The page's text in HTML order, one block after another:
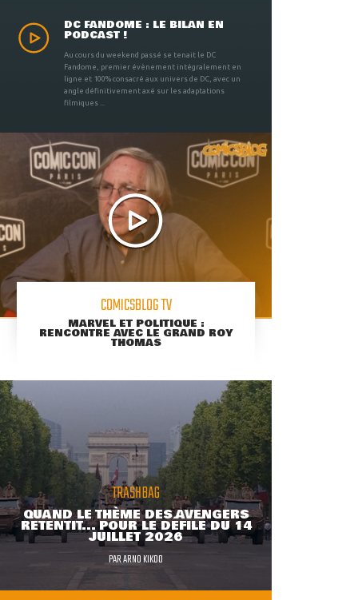
DC FANDOME : LE BILAN EN
PODCAST !
Au cours du weekend passé se tenait le DC
Fandome, premier évènement intégralement en
ligne et 100% consacré aux univers de DC, avec un
angle définitivement axé sur les adaptations
filmiques ...
COMICSBLOG TV
MARVEL ET POLITIQUE :
RENCONTRE AVEC LE GRAND ROY
THOMAS
TRASHBAG
QUAND LE THÈME DES AVENGERS
RETENTIT... POUR LE DÉFILÉ DU 14
JUILLET 2026
PARARNO KIKOO